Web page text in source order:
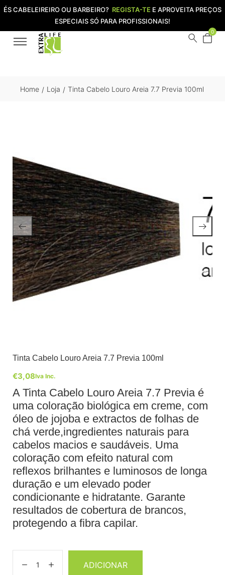
ÉS CABELEIREIRO OU BARBEIRO? REGISTA-TE E APROVEITA PREÇOS
ESPECIAIS SÓ PARA PROFISSIONAIS!
0
Home / Loja / Tinta Cabelo Louro Areia 7.7 Previa 100ml
Tinta Cabelo Louro Areia 7.7 Previa 100ml
€3,08Iva Inc.
A Tinta Cabelo Louro Areia 7.7 Previa é
uma coloração biológica em creme, com
óleo de jojoba e extractos de folhas de
chá verde,ingredientes naturais para
cabelos macios e saudáveis. Uma
coloração com efeito natural com
reflexos brilhantes e luminosos de longa
duração e um elevado poder
condicionante e hidratante. Garante
resultados de cobertura de brancos,
protegendo a fibra capilar.
ADICIONAR